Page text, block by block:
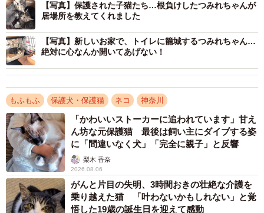
いないので、恐らく野良猫です。
つみれちゃんは遠くから見ると、なんだか鰯のつみれっぽ
い。だから、お母さんが「つみれ」と呼び始めると、3人の
子どもたちも呼ぶように。すると、つみれちゃんも自分の
名前だと認識し始めました。
そうなると、俄然愛着がわいてきます。「ご飯をあげた
い！」と思いましたが、K家の人たちは思いとどまります。
お家の子にすると決めた猫じゃないと、ご飯をあげてはい
けないと知っているから。
【写真】保護された子猫たち…根負けしたつみれちゃんが
居場所を教えてくれました
【写真】新しいお家で、トイレに籠城するつみれちゃん…
絶対に心なんか開いてあげない！
もふもふ 保護犬・保護猫 ネコ 神奈川
「かわいいストーカーに追われています」甘え
ん坊な元保護猫 最後は飼い主にダイブする姿
に「間違いなく犬」「完全に親子」と反響
梨木 香奈
2026.08.06
がんと片目の失明、3時間おきの壮絶な介護を
乗り越えた猫 「叶わないかもしれない」と覚
悟した19歳の誕生日を迎えて感動